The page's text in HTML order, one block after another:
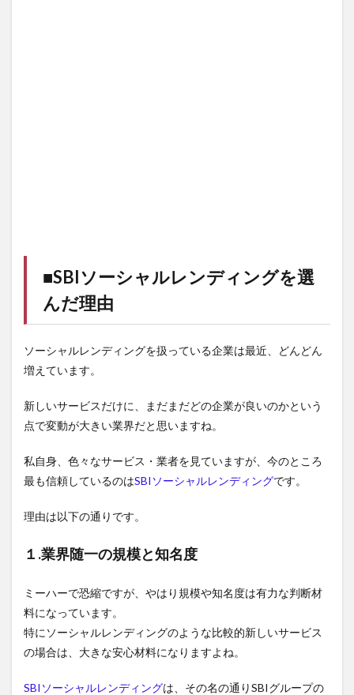
■SBIソーシャルレンディングを選
んだ理由
ソーシャルレンディングを扱っている企業は最近、どんどん
増えています。
新しいサービスだけに、まだまだどの企業が良いのかという
点で変動が大きい業界だと思いますね。
私自身、色々なサービス・業者を見ていますが、今のところ
最も信頼しているのはSBIソーシャルレンディングです。
理由は以下の通りです。
１.業界随一の規模と知名度
ミーハーで恐縮ですが、やはり規模や知名度は有力な判断材
料になっています。
特にソーシャルレンディングのような比較的新しいサービス
の場合は、大きな安心材料になりますよね。
SBIソーシャルレンディングは、その名の通りSBIグループの